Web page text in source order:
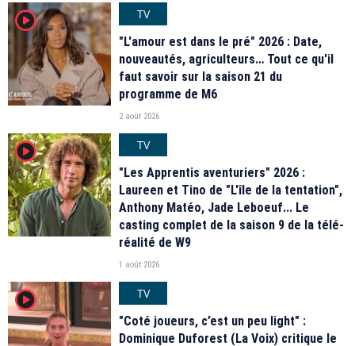
player2
TV
"L'amour est dans le pré" 2026 : Date,
nouveautés, agriculteurs… Tout ce qu'il
faut savoir sur la saison 21 du
programme de M6
2 août 2026
player2
TV
"Les Apprentis aventuriers" 2026 :
Laureen et Tino de "L'île de la tentation",
Anthony Matéo, Jade Leboeuf... Le
casting complet de la saison 9 de la télé-
réalité de W9
1 août 2026
player2
TV
"Coté joueurs, c’est un peu light" :
Dominique Duforest (La Voix) critique le